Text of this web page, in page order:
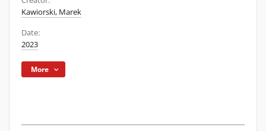
Kawiorski, Marek
Date:
2023
More